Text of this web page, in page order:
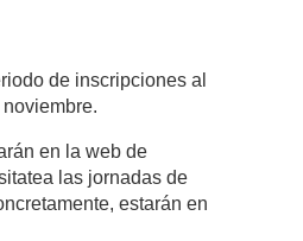
de inscripciones al
en la web de
las jornadas de
estarán en